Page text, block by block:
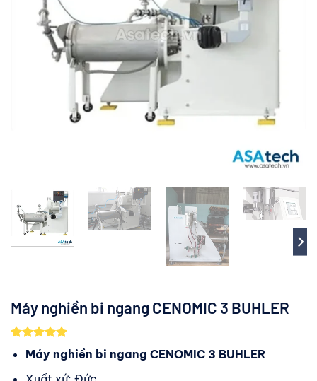
Máy nghiền bi ngang CENOMIC 3 BUHLER
5.00trên 5
dựa trên
đánh giá
Máy nghiền bi ngang CENOMIC 3 BUHLER